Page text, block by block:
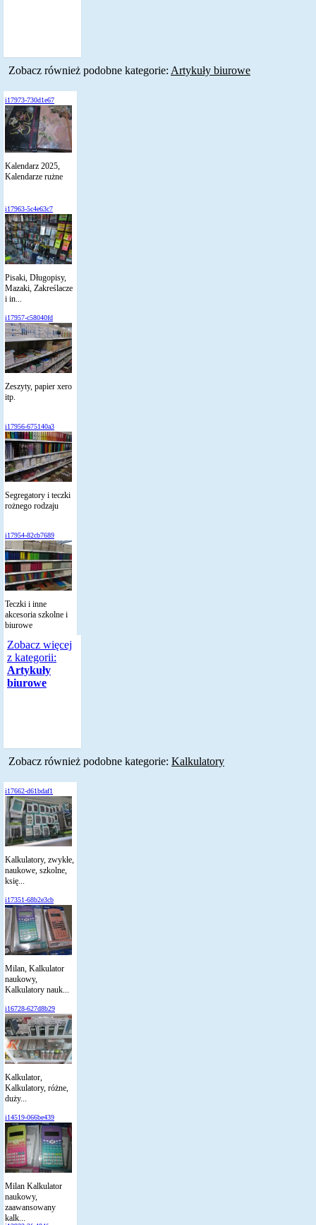
Zobacz również podobne kategorie: Artykuły biurowe
i17973-730d1e67
Kalendarz 2025,
Kalendarze rużne
i17963-5c4e63c7
Pisaki, Długopisy,
Mazaki, Zakreślacze
i in...
i17957-c58040fd
Zeszyty, papier xero
itp.
i17956-675140a3
Segregatory i teczki
rożnego rodzaju
i17954-82cb7689
Teczki i inne
akcesoria szkolne i
biurowe
Zobacz więcej
z kategorii:
Artykuły
biurowe
Zobacz również podobne kategorie: Kalkulatory
i17662-d61bdaf1
Kalkulatory, zwykłe,
naukowe, szkolne,
księ...
i17351-68b2e3cb
Milan, Kalkulator
naukowy,
Kalkulatory nauk...
i16728-627d8b29
Kalkulator,
Kalkulatory, różne,
duży...
i14519-066be439
Milan Kalkulator
naukowy,
zaawansowany
kalk...